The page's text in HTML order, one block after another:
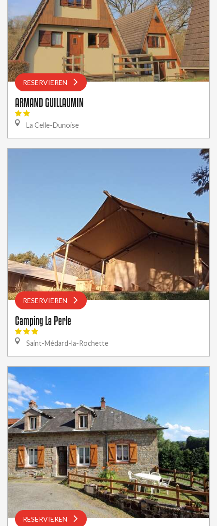
RESERVIEREN
ARMAND GUILLAUMIN
La Celle-Dunoise
RESERVIEREN
Camping La Perle
Saint-Médard-la-Rochette
RESERVIEREN